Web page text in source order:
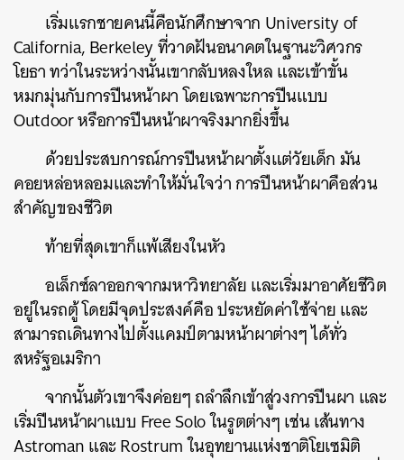
เริ่มแรกชายคนนี้คือนักศึกษาจาก University of
California, Berkeleyที่วาดฝันอนาคตในฐานะวิศวกร
โยธา ทว่าในระหว่างนั้นเขากลับหลงใหล และเข้าขั้น
หมกมุ่นกับการปีนหน้าผา โดยเฉพาะการปีนแบบ
Outdoor หรือการปีนหน้าผาจริงมากยิ่งขึ้น
ด้วยประสบการณ์การปีนหน้าผาตั้งแต่วัยเด็ก มัน
คอยหล่อหลอมและทำให้มั่นใจว่า การปีนหน้าผาคือส่วน
สำคัญของชีวิต
ท้ายที่สุดเขาก็แพ้เสียงในหัว
อเล็กซ์ลาออกจากมหาวิทยาลัย และเริ่มมาอาศัยชีวิต
อยู่ในรถตู้ โดยมีจุดประสงค์คือ ประหยัดค่าใช้จ่าย และ
สามารถเดินทางไปตั้งแคมป์ตามหน้าผาต่างๆ ได้ทั่ว
สหรัฐอเมริกา
จากนั้นตัวเขาจึงค่อยๆ ถลำลึกเข้าสู่วงการปีนผา และ
เริ่มปีนหน้าผาแบบ Free Solo ในรูตต่างๆ เช่น เส้นทาง
Astroman และ Rostrum ในอุทยานแห่งชาติโยเซมิติ